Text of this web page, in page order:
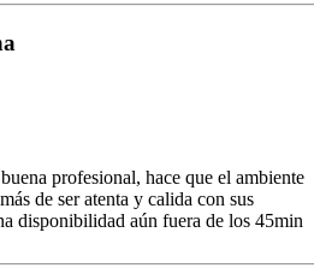
profesional, hace que el ambiente
de ser atenta y calida con sus
disponibilidad aún fuera de los 45min